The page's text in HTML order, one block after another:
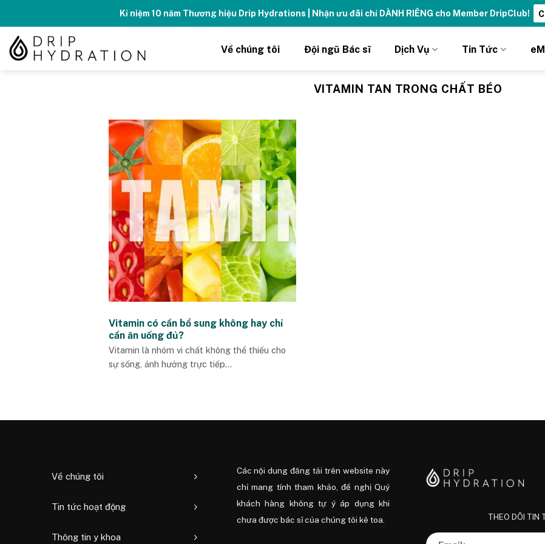
content
Kỉ niệm 10 năm Thương hiệu Drip Hydrations | Nhận ưu đãi chỉ DÀNH RIÊNG cho Member DripClub!
Về chúng tôi Đội ngũ Bác sĩ Dịch Vụ Tin Tức
VITAMIN TAN TRONG CHẤT BÉO
Vitamin có cần bổ sung không hay chỉ
cần ăn uống đủ?
Vitamin là nhóm vi chất không thể thiếu cho
sự sống, ảnh hưởng trực tiếp...
Về chúng tôi
Tin tức hoạt động
Thông tin y khoa
Các nội dung đăng tải trên website này
chỉ mang tính tham khảo, đề nghị Quý
khách hàng không tự ý áp dụng khi
chưa được bác sĩ của chúng tôi kê toa.
THEO DÕI TIN